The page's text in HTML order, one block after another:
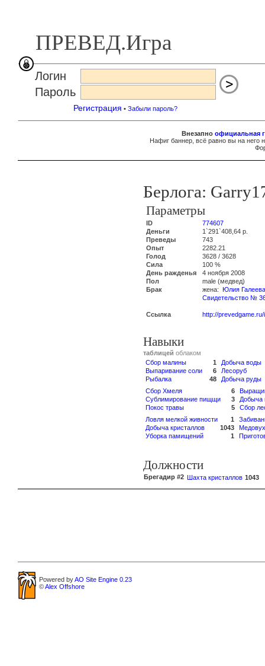
ПРЕВЕД.Игра
Логин
Пароль
Регистрация • Забыли пароль?
Внезапно официальная
Нафиг баннер, всё равно вы на
Берлога:
Параметры
ID
774607
Деньги
1`291`408,64 р.
Преведы
743
Опыт
2282.21
Голод
3628 / 3628
Сила
100 %
День ражденья
4 ноября 2008
Пол
male (медвед)
Брак
жена: Юлия Галеева
Свидетельство №
Ссылка http://
Навыки
таблицей облаком
Сбор малины
1
Выпаривание соли
6
Рыбалка
48
Добыча воды
Лесоруб
Добыча руды
Сбор Хмеля
6
Сублимирование пищщи
3
Покос травы
5
Добыча
Сбор
Ловля мелкой живности
1
Добыча кристаллов
1043
Уборка памищений
1
Должности
Брегадир #2 Шахта кристаллов 1043
Powered byAO Site Engine 0.23
©Alex Offshore